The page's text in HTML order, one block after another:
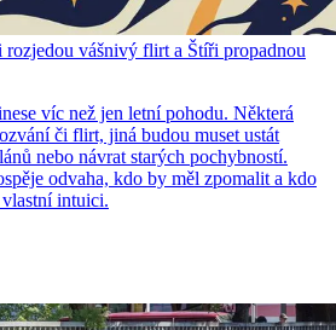
vášnivý flirt a Štíři propadnou
víc než jen letní pohodu. Některá
či flirt, jiná budou muset ustát
nebo návrat starých pochybností.
odvaha, kdo by měl zpomalit a kdo
intuici.